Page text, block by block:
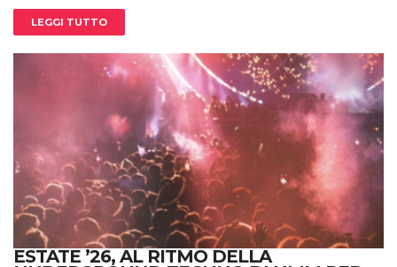
LEGGI TUTTO
ESTATE ’26, AL RITMO DELLA